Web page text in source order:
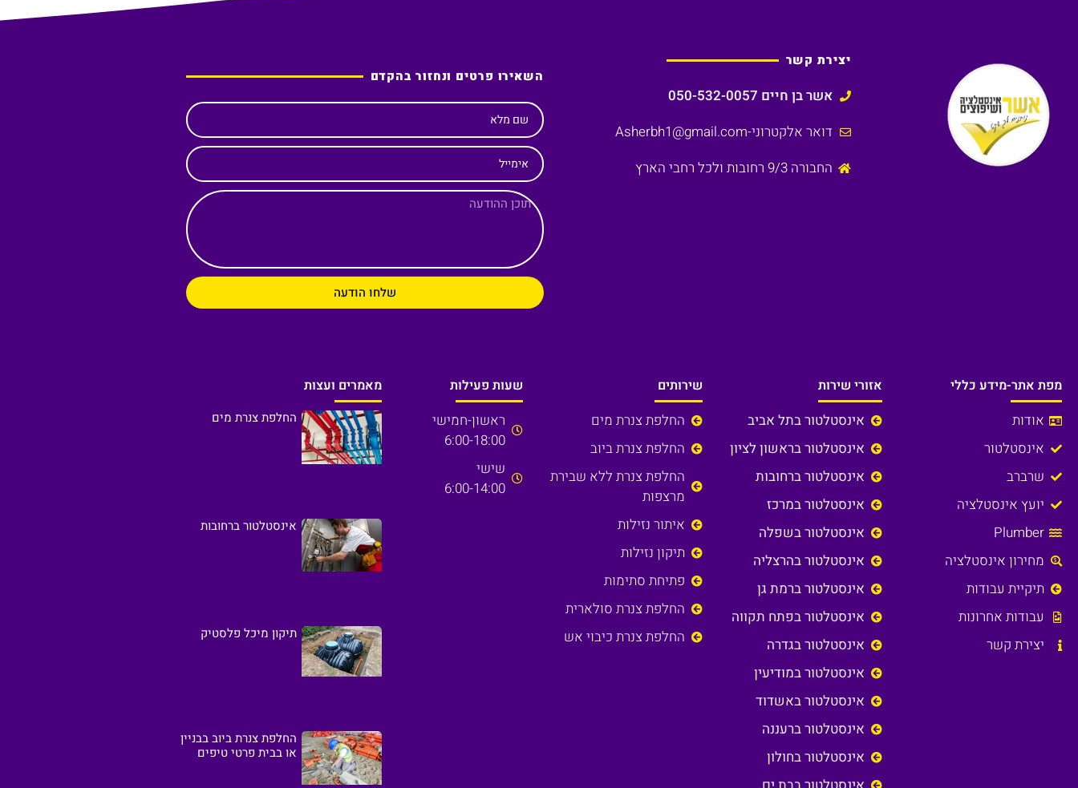
יצירת קשר
אשר בן חיים 050-532-0057
דואר אלקטרוני-Asherbh1@gmail.com
החבורה 9/3 רחובות ולכל רחבי הארץ
השאירו פרטים ונחזור בהקדם
שם מלא
אימייל
שלחו הודעה
מפת אתר-מידע כללי
אודות
אינסטלטור
שרברב
יועץ אינסטלציה
Plumber
מחירון אינסטלציה
תיקיית עבודות
עבודות אחרונות
יצירת קשר
אזורי שירות
אינסטלטור בתל אביב
אינסטלטור בראשון לציון
אינסטלטור ברחובות
אינסטלטור במרכז
אינסטלטור בשפלה
אינסטלטור בהרצליה
אינסטלטור ברמת גן
אינסטלטור בפתח תקווה
אינסטלטור בגדרה
אינסטלטור במודיעין
אינסטלטור באשדוד
אינסטלטור ברעננה
אינסטלטור בחולון
שירותים
החלפת צנרת מים
החלפת צנרת ביוב
החלפת צנרת ללא שבירת
מרצפות
איתור נזילות
תיקון נזילות
פתיחת סתימות
החלפת צנרת סולארית
החלפת צנרת כיבוי אש
שעות פעילות
ראשון-חמישי
6:00-18:00
שישי
6:00-14:00
מאמרים ועצות
החלפת צנרת מים
אינסטלטור ברחובות
תיקון מיכל פלסטיק
החלפת צנרת ביוב בבניין
או בבית פרטי טיפים